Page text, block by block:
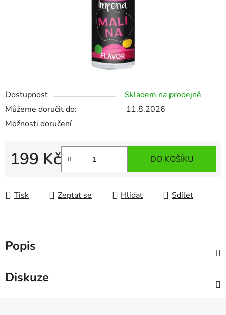
Dostupnost
Skladem na prodejně
Můžeme doručit do:
11.8.2026
Možnosti doručení
199 Kč DO KOŠÍKU
Tisk Zeptat se Hlídat Sdílet
Popis
Diskuze